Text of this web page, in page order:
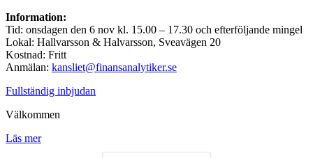
Information:
Tid: onsdagen den 6 nov kl. 15.00 – 17.30 och efterföljande mingel
Lokal: Hallvarsson & Halvarsson, Sveavägen 20
Kostnad: Fritt
Anmälan: kansliet@finansanalytiker.se
Fullständig inbjudan
Välkommen
Läs mer